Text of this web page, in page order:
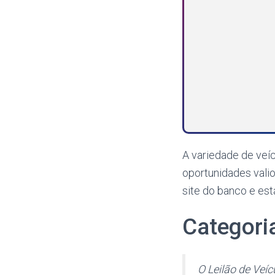
A variedade de
oportunidades
site do banco e
O Leilão de